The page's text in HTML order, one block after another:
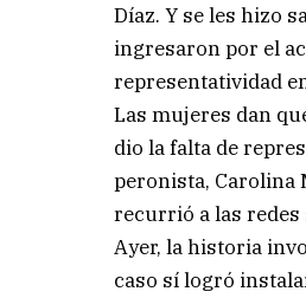
Díaz. Y se les hizo
ingresaron por el
representatividad
Las mujeres dan
dio la falta de
peronista, Carolina
recurrió a las redes
Ayer, la historia
caso sí logró